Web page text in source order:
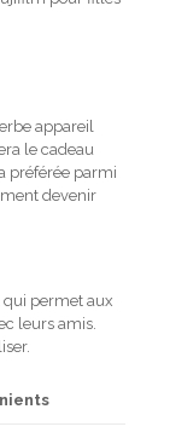
appareil
le cadeau
préférée parmi
devenir
qui permet aux
leurs amis.